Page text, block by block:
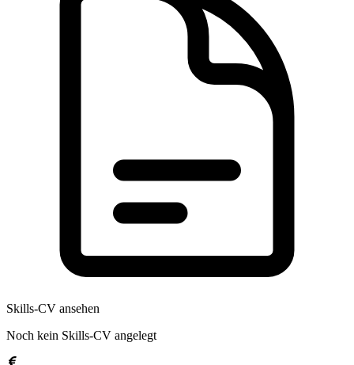
Skills-CV ansehen
Noch kein Skills-CV angelegt